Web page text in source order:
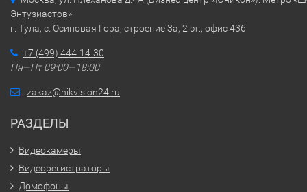
Энтузиастов»
г. Тула, с. Осиновая Гора, строение 3а, 2 эт., офис 436
+7 (499) 444-14-30
Пн—Пт 09:00—18:00
zakaz@hikvision24.ru
РАЗДЕЛЫ
Видеокамеры
Видеорегистраторы
Домофоны